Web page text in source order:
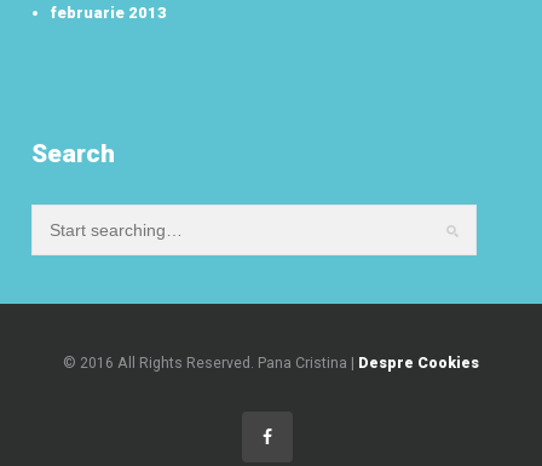
februarie 2013
Search
© 2016 All Rights Reserved. Pana Cristina | Despre Cookies